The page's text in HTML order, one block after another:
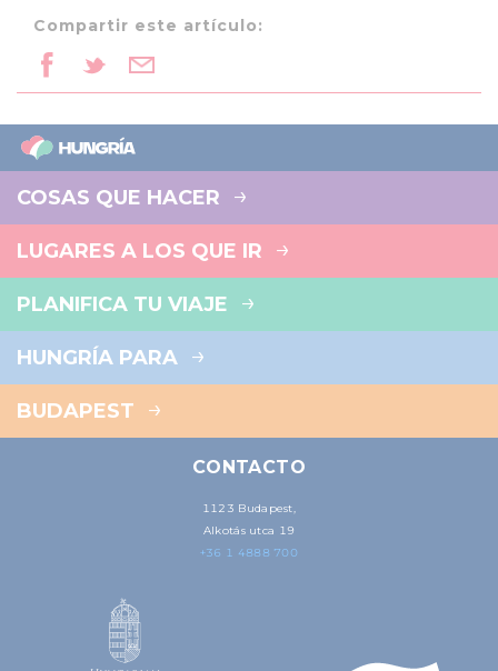
Compartir este artículo:
COSAS QUE HACER
LUGARES A LOS QUE IR
PLANIFICA TU VIAJE
HUNGRÍA PARA
BUDAPEST
CONTACTO
1123 Budapest,
Alkotás utca 19
+36 1 4888 700